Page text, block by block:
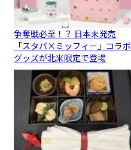
争奪戦必至！？ 日本未発売
「スタバ×ミッフィー」コラボ
グッズが北米限定で登場